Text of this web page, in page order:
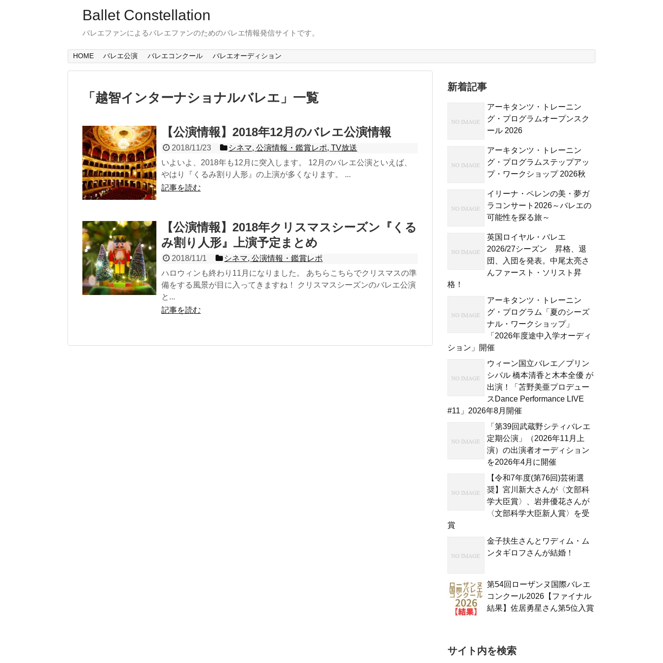
Ballet Constellation
バレエファンによるバレエファンのためのバレエ情報発信サイトです。
HOME バレエ公演 バレエコンクール バレエオーディション
「 越智インターナショナルバレエ 」 一覧
【公演情報】2018年12月のバレエ公演情報
2018/11/23 シネマ,公演情報・鑑賞レポ,TV放送
いよいよ、2018年も12月に突入します。 12月のバレエ公演といえば、
やはり『くるみ割り人形』の上演が多くなります。 ...
記事を読む
【公演情報】2018年クリスマスシーズン『くる
み割り人形』上演予定まとめ
2018/11/1 シネマ,公演情報・鑑賞レポ
ハロウィンも終わり11月になりました。 あちらこちらでクリスマスの準
備をする風景が目に入ってきますね！ クリスマスシーズンのバレエ公演
と...
記事を読む
新着記事
アーキタンツ・トレーニン
グ・プログラムオープンスク
ール 2026
アーキタンツ・トレーニン
グ・プログラムステップアッ
プ・ワークショップ 2026秋
イリーナ・ペレンの美・夢ガ
ラコンサート2026～バレエの
可能性を探る旅～
英国ロイヤル・バレエ
2026/27シーズン 昇格、退
団、入団を発表。中尾太亮さ
んファースト・ソリスト昇
格！
アーキタンツ・トレーニン
グ・プログラム「夏のシーズ
ナル・ワークショップ」
「2026年度途中入学オーディ
ション」開催
ウィーン国立バレエ／プリン
シパル 橋本清香と木本全優 が
出演！「苫野美亜プロデュー
スDance Performance LIVE
#11」2026年8月開催
「第39回武蔵野シティバレエ
定期公演」（2026年11月上
演）の出演者オーディション
を2026年4月に開催
【令和7年度(第76回)芸術選
奨】宮川新大さんが〈文部科
学大臣賞〉、岩井優花さんが
〈文部科学大臣新人賞〉を受
賞
金子扶生さんとワディム・ム
ンタギロフさんが結婚！
第54回ローザンヌ国際バレエ
コンクール2026【ファイナル
結果】佐居勇星さん第5位入賞
サイト内を検索